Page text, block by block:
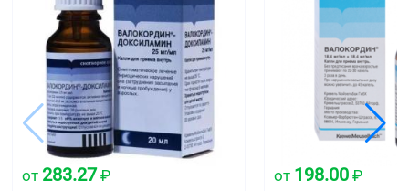
от 283.27 ₽ от 198.00 ₽